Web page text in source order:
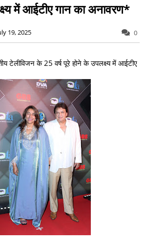
में आईटीए गान का अनावरण*
19, 2025 0
टेलीविजन के 25 वर्ष पूरे होने के उपलक्ष्य में आईटीए